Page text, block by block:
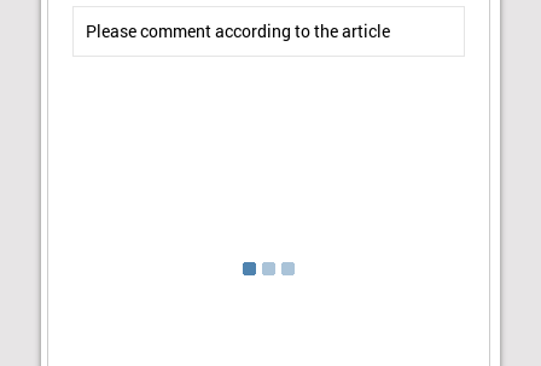
Please comment according to the article